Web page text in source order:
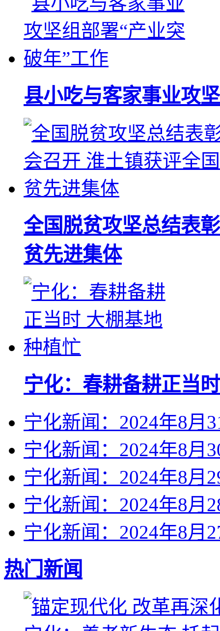
县小吃与客家事业攻
全国脱贫攻坚总结表
贫先进集体
宁化：春耕备耕正当
宁化新闻：2024年8月
宁化新闻：2024年8月
宁化新闻：2024年8月
宁化新闻：2024年8月
宁化新闻：2024年8月
热门新闻